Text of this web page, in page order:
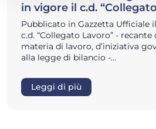
in vigore il c.d.
Pubblicato in Gazzetta Ufficiale
c.d. “Collegato Lavoro” -
materia di lavoro, d’iniziativa
alla legge di bilancio -…
Leggi di più